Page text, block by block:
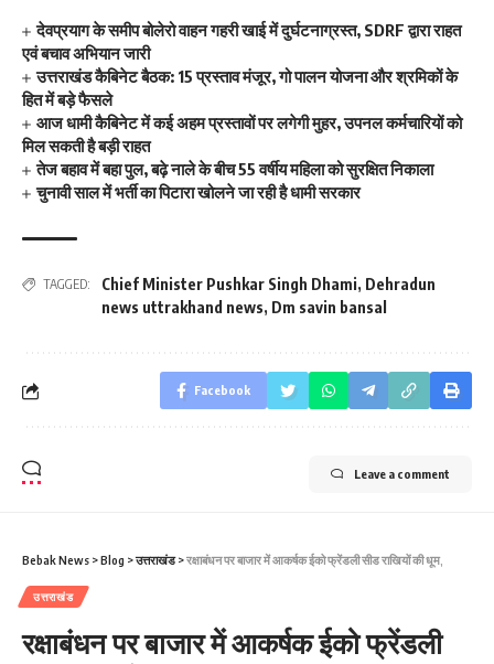
देवप्रयाग के समीप बोलेरो वाहन गहरी खाई में दुर्घटनाग्रस्त, SDRF द्वारा राहत
एवं बचाव अभियान जारी
उत्तराखंड कैबिनेट बैठक: 15 प्रस्ताव मंजूर, गो पालन योजना और श्रमिकों के
हित में बड़े फैसले
आज धामी कैबिनेट में कई अहम प्रस्तावों पर लगेगी मुहर, उपनल कर्मचारियों को
मिल सकती है बड़ी राहत
तेज बहाव में बहा पुल, बढ़े नाले के बीच 55 वर्षीय महिला को सुरक्षित निकाला
चुनावी साल में भर्ती का पिटारा खोलने जा रही है धामी सरकार
TAGGED: Chief Minister Pushkar Singh Dhami, Dehradun
news uttrakhand news, Dm savin bansal
Facebook
Leave a comment
Bebak News >Blog >उत्तराखंड>रक्षाबंधन पर बाजार में आकर्षक ईको फ्रेंडली सीड राखियों की धूम,
उत्तराखंड
रक्षाबंधन पर बाजार में आकर्षक ईको फ्रेंडली